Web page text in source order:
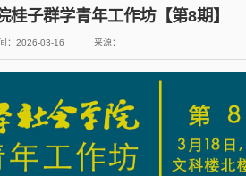
桂子群学青年工作坊【第8期】
：2026-03-16 来源：